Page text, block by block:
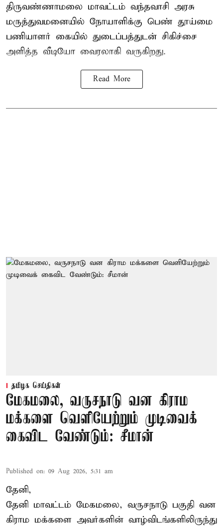
திருவண்ணாமலை மாவட்டம் வந்தவாசி அரசு
மருத்துவமனையில் நோயாளிக்கு பெண் தூய்மை
பணியாளர் கையில் துடைப்பத்துடன் சிகிச்சை
அளித்த வீடியோ வைரலாகி வருகிறது.
Read More
தமிழக செய்திகள்
மேகமலை, வருசநாடு வன கிராம
மக்களை வெளியேற்றும் முடிவைக்
கைவிட வேண்டும்: சீமான்
Published on: 09 Aug 2026, 5:31 am
தேனி,
தேனி மாவட்டம் மேகமலை, வருசநாடு பகுதி வன
கிராம மக்களை அவர்களின் வாழ்விடங்களிலிருந்து